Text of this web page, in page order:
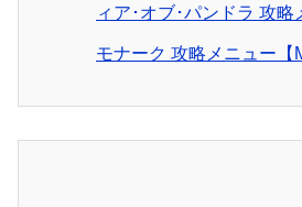
ィア･オブ･パンドラ 攻略
モナーク 攻略メニュー【